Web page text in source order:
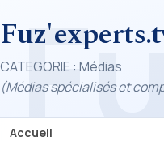
CATEGORIE : Médias
(Médias spécialisés et
Accueil